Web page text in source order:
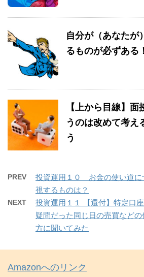
自分が（あなたが
るものが必ずある
【上から目線】
うのは改めて考え
う
PREV
投資運用１０ お金の使い道
視するものは？
NEXT
投資運用１１ 【還付】特定口
疑問だった同じ日の売買など
方に聞いてみた
Amazonへのリンク